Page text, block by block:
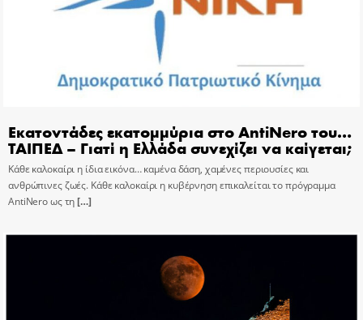
Εκατοντάδες εκατομμύρια στο AntiNero του…
ΤΑΙΠΕΔ – Γιατί η Ελλάδα συνεχίζει να καίγεται;
Κάθε καλοκαίρι η ίδια εικόνα… καμένα δάση, χαμένες περιουσίες και
ανθρώπινες ζωές. Κάθε καλοκαίρι η κυβέρνηση επικαλείται το πρόγραμμα
AntiNero ως τη[…]